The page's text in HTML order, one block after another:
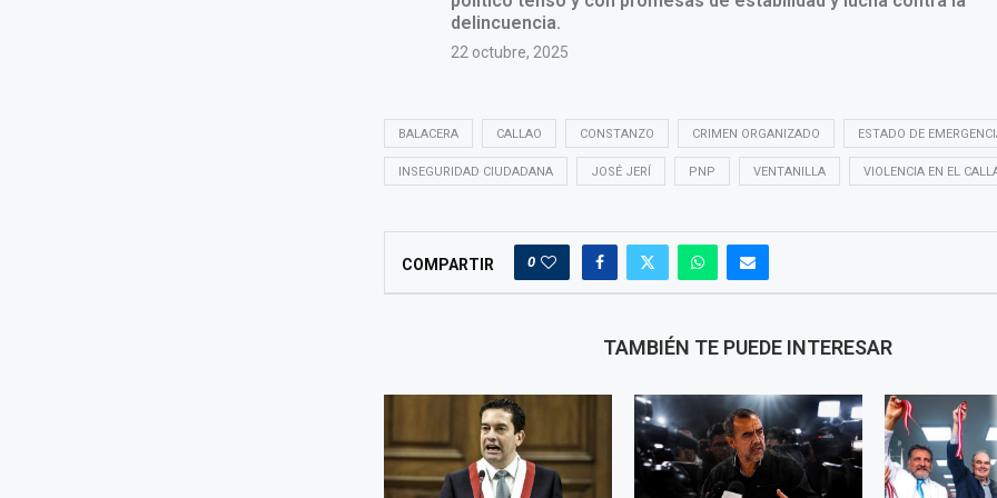
BALACERA CALLAO CONSTANZO CRIMEN ORGANIZADO ESTADO DE
INSEGURIDAD CIUDADANA JOSÉ JERÍ PNP VENTANILLA VIOLENCIA EN EL
COMPARTIR 0
TAMBIÉN TE PUEDE INTERESAR